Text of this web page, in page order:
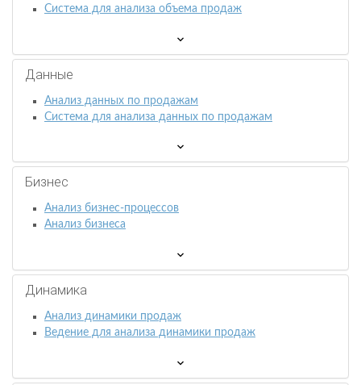
Система для анализа объема продаж
Данные
Анализ данных по продажам
Система для анализа данных по продажам
Бизнес
Анализ бизнес-процессов
Анализ бизнеса
Динамика
Анализ динамики продаж
Ведение для анализа динамики продаж